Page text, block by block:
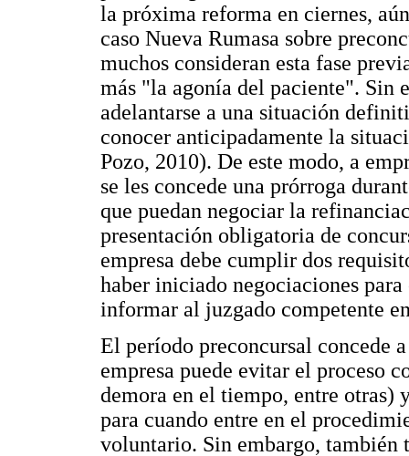
la próxima reforma en ciernes,
caso Nueva Rumasa sobre
muchos consideran esta fase
más "la agonía del paciente". Sin
adelantarse a una situación
conocer anticipadamente la
Pozo, 2010). De este modo, a
se les concede una prórroga
que puedan negociar la
presentación obligatoria de
empresa debe cumplir dos
haber iniciado negociaciones
informar al juzgado competente
El período preconcursal concede
empresa puede evitar el proceso
demora en el tiempo, entre
para cuando entre en el
voluntario. Sin embargo, también